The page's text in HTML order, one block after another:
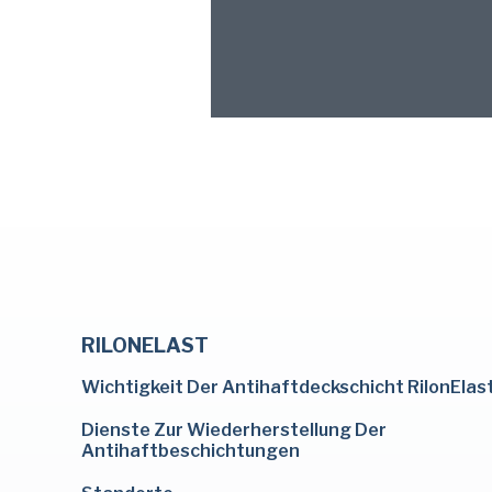
RILONELAST
Wichtigkeit Der Antihaftdeckschicht
Dienste Zur Wiederherstellung Der
Antihaftbeschichtungen